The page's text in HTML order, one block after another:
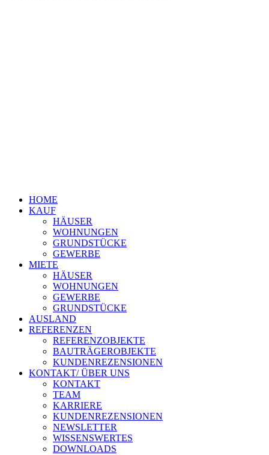
HOME
KAUF
HÄUSER
WOHNUNGEN
GRUNDSTÜCKE
GEWERBE
MIETE
HÄUSER
WOHNUNGEN
GEWERBE
GRUNDSTÜCKE
AUSLAND
REFERENZEN
REFERENZOBJEKTE
BAUTRÄGEROBJEKTE
KUNDENREZENSIONEN
KONTAKT/ ÜBER UNS
KONTAKT
TEAM
KARRIERE
KUNDENREZENSIONEN
NEWSLETTER
WISSENSWERTES
DOWNLOADS